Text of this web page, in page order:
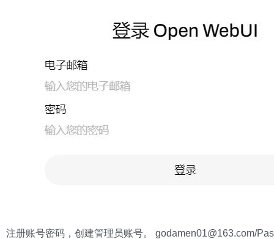
注册账号密码，创建管理员账号。 godamen01@163.com/